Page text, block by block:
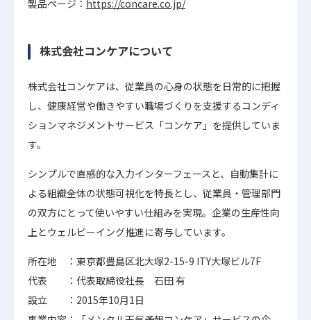
製品ページ： https://concare.co.jp/
株式会社コンケアについて
株式会社コンケアは、従業員の心身の状態を日常的に把握
し、健康経営や働きやすい職場づくりを支援するコンディ
ションマネジメントサービス「コンケア」を提供していま
す。
シンプルで直感的な入力インターフェースと、自動集計に
よる組織全体の状態可視化を特長とし、従業員・管理部門
の双方にとって使いやすい仕組みを実現。企業の生産性向
上とウェルビーイング推進に寄与しています。
所在地 ：東京都豊島区北大塚2-15-9 ITY大塚ビル7F
代表 ：代表取締役社長 石田 有
設立 ：2015年10月1日